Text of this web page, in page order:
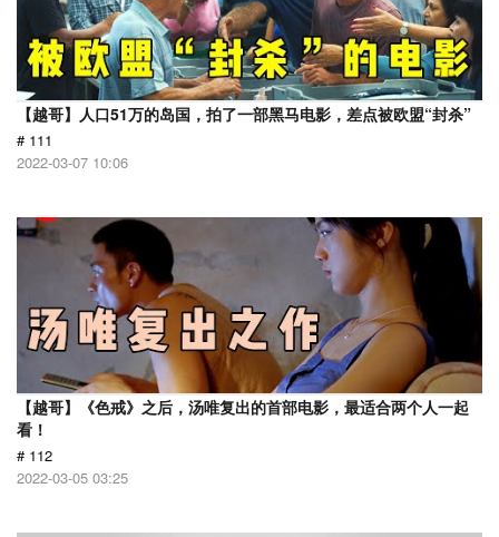
【越哥】人口51万的岛国，拍了一部黑马电影，差点被欧盟“封杀”
# 111
2022-03-07 10:06
【越哥】《色戒》之后，汤唯复出的首部电影，最适合两个人一起
看！
# 112
2022-03-05 03:25